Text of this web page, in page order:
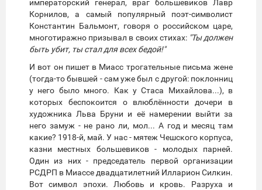
императорский генерал, враг большевиков Лавр
Корнилов, а самый популярный поэт-символист
Константин Бальмонт, говоря о российском царе,
многотиражно призывал в своих стихах: "Ты должен
быть убит, ты стал для всех бедой!"
И вот он пишет в Миасс трогательные письма жене
(тогда-то бывшей - сам уже был с другой: поклонниц
у него было много. Как у Стаса Михайлова...), в
которых беспокоится о влюблённости дочери в
художника Льва Бруни и её намерении выйти за
него замуж - не рано ли, мол... А год и месяц там
какие? 1918-й, май. У нас - мятеж Чешского корпуса,
казни местных большевиков - молодых парней.
Один из них - председатель первой организации
РСДРП в Миассе двадцатилетний Илларион Силкин.
Вот символ эпохи. Любовь и кровь. Разруха и